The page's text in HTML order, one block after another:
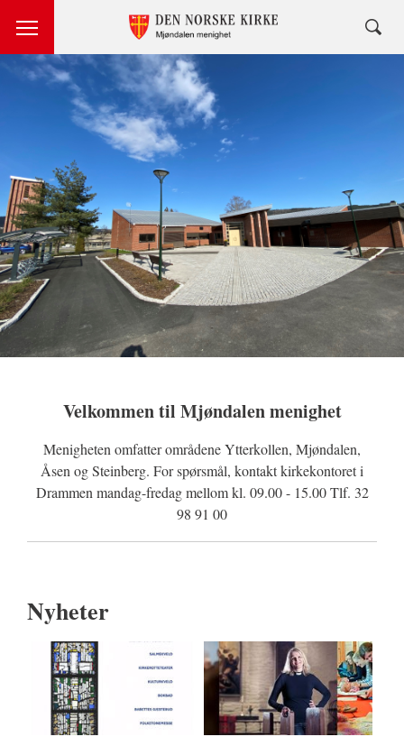
Velkommen til Mjøndalen menighet
Menigheten omfatter områdene Ytterkollen, Mjøndalen,
Åsen og Steinberg. For spørsmål, kontakt kirkekontoret i
Drammen mandag-fredag mellom kl. 09.00 - 15.00 Tlf. 32
98 91 00
Nyheter